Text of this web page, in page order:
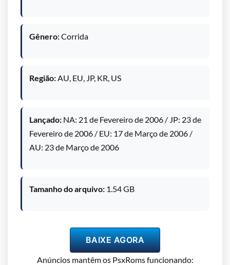
Gênero:Corrida
Região: AU, EU, JP, KR, US
Lançado: NA: 21 de Fevereiro de 2006 / JP: 23 de
Fevereiro de 2006 / EU: 17 de Março de 2006 /
AU: 23 de Março de 2006
Tamanho do arquivo: 1.54 GB
BAIXE AGORA
Anúncios mantêm os PsxRoms funcionando: